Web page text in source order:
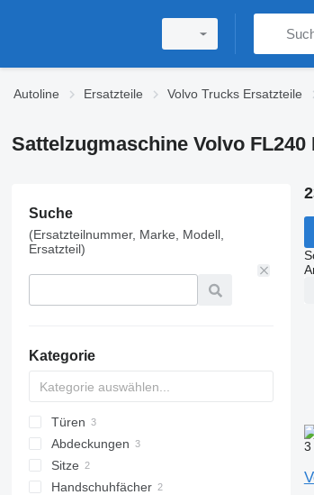
Autoline Ersatzteile Volvo Trucks Ersatzteile
Sattelzugmaschine Volvo
Suche
(Ersatzteilnummer, Marke, Modell,
Ersatzteil)
Kategorie
Türen
Abdeckungen
Sitze
Handschuhfächer
3